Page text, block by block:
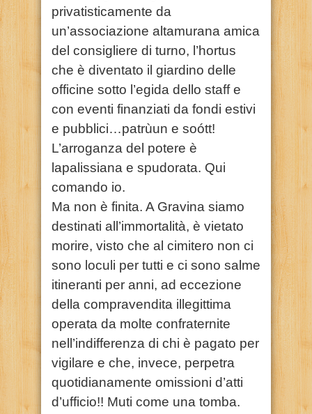
privatisticamente da
un’associazione altamurana amica
del consigliere di turno, l’hortus
che è diventato il giardino delle
officine sotto l’egida dello staff e
con eventi finanziati da fondi estivi
e pubblici…patrùun e soótt!
L’arroganza del potere è
lapalissiana e spudorata. Qui
comando io.
Ma non è finita. A Gravina siamo
destinati all’immortalità, è vietato
morire, visto che al cimitero non ci
sono loculi per tutti e ci sono salme
itineranti per anni, ad eccezione
della compravendita illegittima
operata da molte confraternite
nell’indifferenza di chi è pagato per
vigilare e che, invece, perpetra
quotidianamente omissioni d’atti
d’ufficio!! Muti come una tomba.